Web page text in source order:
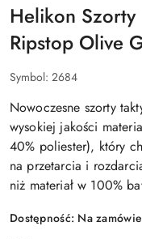
Helikon Szorty
Ripstop Olive
Symbol: 2684
Nowoczesne szorty
wysokiej jakości
40% poliester), który
na przetarcia i
niż materiał w 100%
Dostępność: Na